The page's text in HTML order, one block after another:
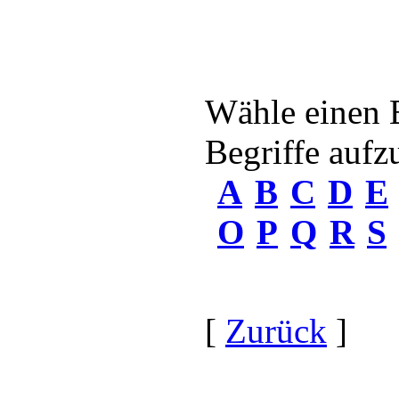
Wähle einen
Begriffe
A B C D E
O P Q R S
[ Zurück ]